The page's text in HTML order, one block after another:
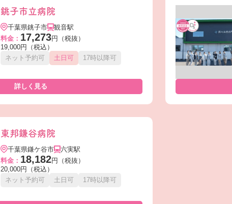
銚子市立病院
千葉県銚子市
観音駅
料金： 17,273円（税抜）
19,000円（税込）
ネット予約可
土日可 17時以降可
詳しく見る
東邦鎌谷病院
千葉県鎌ケ谷市
六実駅
料金： 18,182円（税抜）
20,000円（税込）
ネット予約可
土日可 17時以降可